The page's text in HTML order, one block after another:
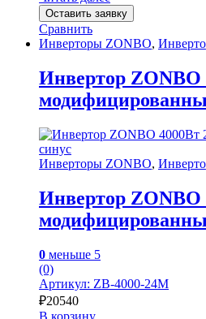
Оставить заявку
Сравнить
Инверторы ZONBO,
Инвертор ZONBO
Инверторы ZONBO,
Инвертор ZONBO
0 меньше 5
(0)
Артикул: ZB-4000-24M
₽20540
В корзину